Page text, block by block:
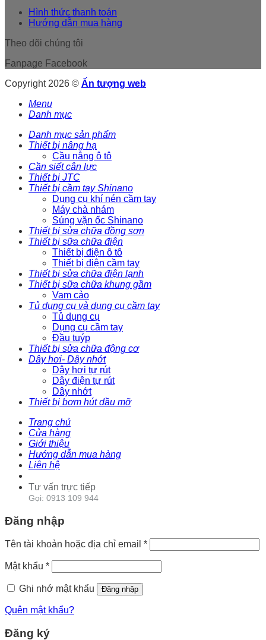
Hình thức thanh toán
Hướng dẫn mua hàng
Theo dõi chúng tôi
Fanpage Facebook
Copyright 2026 © Ấn tượng web
Menu
Danh mục
Danh mục sản phẩm
Thiết bị nâng hạ
Cầu nâng ô tô
Cần siết cân lực
Thiết bị JTC
Thiết bị cầm tay Shinano
Dụng cụ khí nén cầm tay
Máy chà nhám
Súng vặn ốc Shinano
Thiết bị sửa chữa đồng sơn
Thiết bị sữa chữa điện
Thiết bị điện ô tô
Thiết bị điện cầm tay
Thiết bị sửa chữa điện lạnh
Thiết bị sữa chữa khung gầm
Vam cảo
Tủ dụng cụ và dụng cụ cầm tay
Tủ dụng cụ
Dụng cụ cầm tay
Đầu tuýp
Thiết bị sửa chữa động cơ
Dây hơi- Dây nhớt
Dây hơi tự rút
Dây điện tự rút
Dây nhớt
Thiết bị bơm hút dầu mỡ
Trang chủ
Cửa hàng
Giới thiệu
Hướng dẫn mua hàng
Liên hệ
Tư vấn trực tiếp
Gọi: 0913 109 944
Đăng nhập
Tên tài khoản hoặc địa chỉ email *
Mật khẩu *
Ghi nhớ mật khẩu Đăng nhập
Quên mật khẩu?
Đăng ký